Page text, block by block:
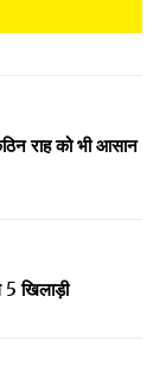
राह को भी आसान
खिलाड़ी